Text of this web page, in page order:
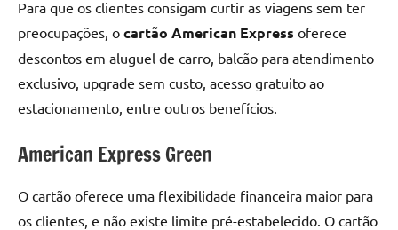
Para que os clientes consigam curtir as viagens sem ter
preocupações, o cartão American Express oferece
descontos em aluguel de carro, balcão para atendimento
exclusivo, upgrade sem custo, acesso gratuito ao
estacionamento, entre outros benefícios.
American Express Green
O cartão oferece uma flexibilidade financeira maior para
os clientes, e não existe limite pré-estabelecido. O cartão